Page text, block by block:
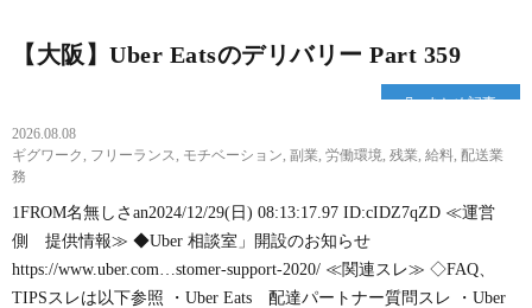
【大阪】Uber Eatsのデリバリー Part 359
まとめ記事
2026.08.08
ギグワーク , フリーランス, モチベーション, 副業, 労働環境, 残業, 給料, 配送業
務
1FROM名無しさan2024/12/29(日) 08:13:17.97 ID:cIDZ7qZD ≪運営
側 提供情報≫ ◆Uber 相談室」開設のお知らせ
https://www.uber.com…stomer-support-2020/ ≪関連スレ≫ ◇FAQ、
TIPSスレは以下参照 ・Uber Eats 配達パートナー質問スレ ・Uber